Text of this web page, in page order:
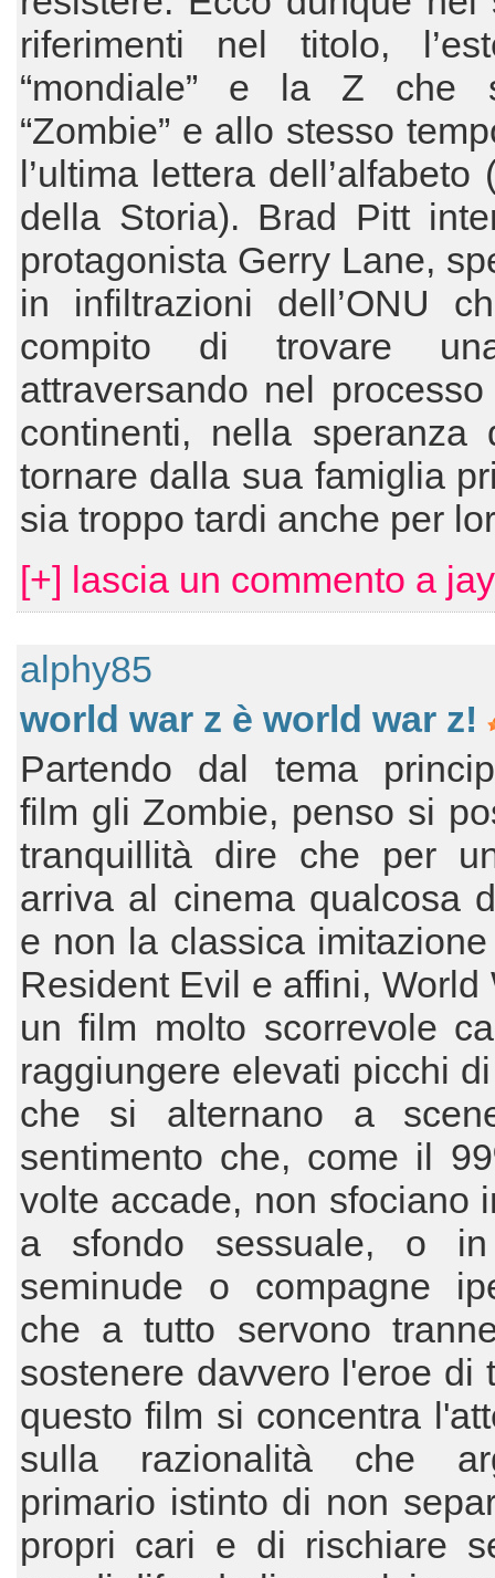
riferimenti nel titolo,
“mondiale” e la Z che
“Zombie” e allo stesso
l’ultima lettera dell’alfabeto
della Storia). Brad Pitt
protagonista Gerry Lane,
in infiltrazioni dell’ONU
compito di trovare
attraversando nel
continenti, nella speranza
tornare dalla sua famiglia
sia troppo tardi anche per
[+] lascia un commento a
alphy85
world war z è world war z!
Partendo dal tema
film gli Zombie, penso si
tranquillità dire che per
arriva al cinema qualcosa
e non la classica
Resident Evil e affini, World
un film molto scorrevole
raggiungere elevati picchi
che si alternano a
sentimento che, come il
volte accade, non sfociano
a sfondo sessuale, o
seminude o compagne
che a tutto servono
sostenere davvero l'eroe di
questo film si concentra
sulla razionalità che
primario istinto di non
propri cari e di rischiare